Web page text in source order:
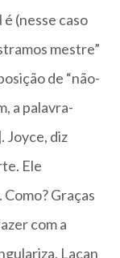
(nesse caso
mestre”
de “não-
a palavra-
diz
Ele
Graças
com a
Lacan